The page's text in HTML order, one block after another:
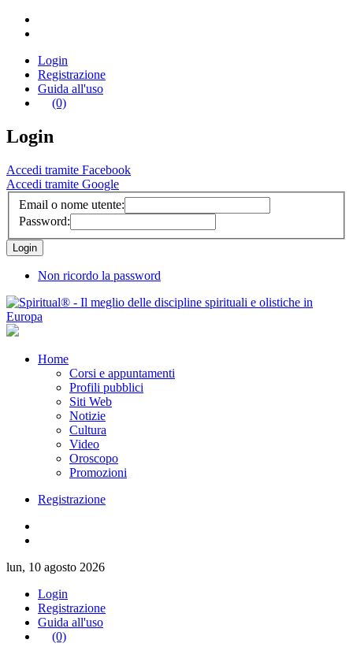
Login
Registrazione
Guida all'uso
(0)
Login
Accedi tramite Facebook
Accedi tramite Google
Email o nome utente:
Password:
Non ricordo la password
Home
Corsi e appuntamenti
Profili pubblici
Siti Web
Notizie
Cultura
Video
Oroscopo
Promozioni
Registrazione
lun, 10 agosto 2026
Login
Registrazione
Guida all'uso
(0)